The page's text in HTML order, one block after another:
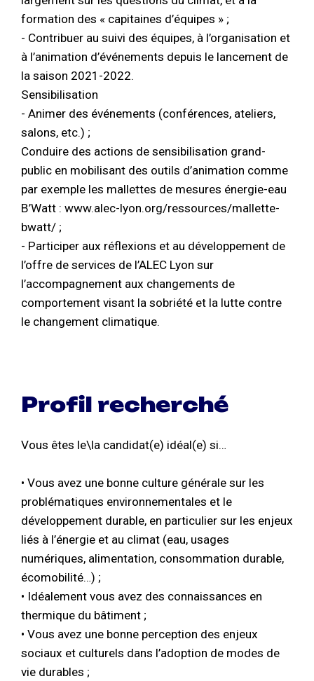
formation des « capitaines d’équipes » ;
- Contribuer au suivi des équipes, à l’organisation et
à l’animation d’événements depuis le lancement de
la saison 2021-2022.
Sensibilisation
- Animer des événements (conférences, ateliers,
salons, etc.) ;
Conduire des actions de sensibilisation grand-
public en mobilisant des outils d’animation comme
par exemple les mallettes de mesures énergie-eau
B’Watt : www.alec-lyon.org/ressources/mallette-
bwatt/ ;
- Participer aux réflexions et au développement de
l’offre de services de l’ALEC Lyon sur
l’accompagnement aux changements de
comportement visant la sobriété et la lutte contre
le changement climatique.
Profil recherché
Vous êtes le\la candidat(e) idéal(e) si…
• Vous avez une bonne culture générale sur les
problématiques environnementales et le
développement durable, en particulier sur les enjeux
liés à l’énergie et au climat (eau, usages
numériques, alimentation, consommation durable,
écomobilité…) ;
• Idéalement vous avez des connaissances en
thermique du bâtiment ;
• Vous avez une bonne perception des enjeux
sociaux et culturels dans l’adoption de modes de
vie durables ;